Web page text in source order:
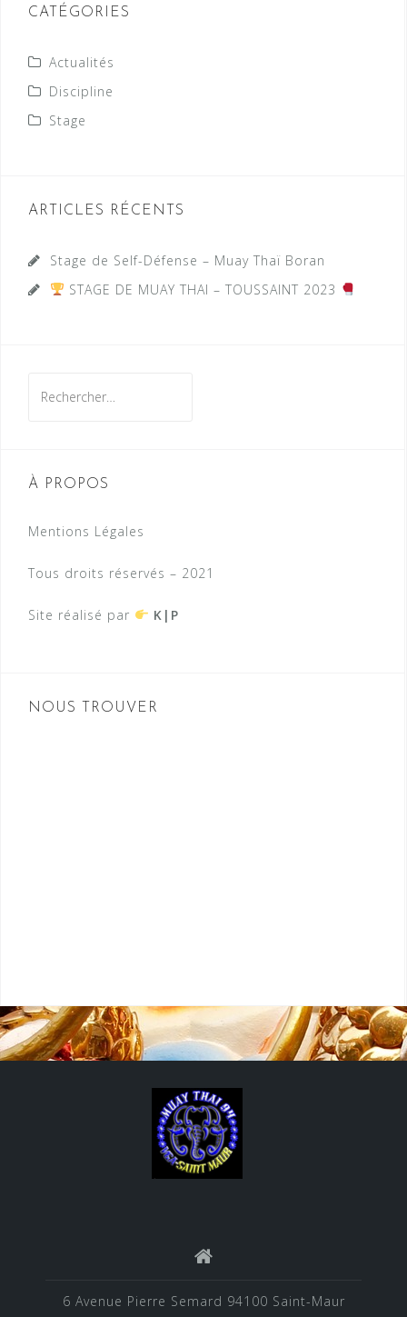
CATÉGORIES
Actualités
Discipline
Stage
ARTICLES RÉCENTS
Stage de Self-Défense – Muay Thaï Boran
STAGE DE MUAY THAI – TOUSSAINT 2023
À PROPOS
Mentions Légales
Tous droits réservés – 2021
Site réalisé par K|P
NOUS TROUVER
6 Avenue Pierre Semard 94100 Saint-Maur